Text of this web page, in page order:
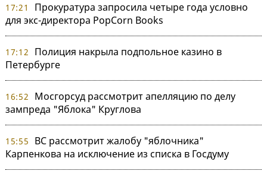
17:21
Прокуратура запросила четыре года условно
для экс-директора PopCorn Books
17:12
Полиция накрыла подпольное казино в
Петербурге
16:52
Мосгорсуд рассмотрит апелляцию по делу
зампреда "Яблока" Круглова
15:55
ВС рассмотрит жалобу "яблочника"
Карпенкова на исключение из списка в Госдуму